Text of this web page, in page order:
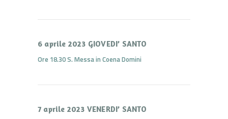
6 aprile 2023 GIOVEDI’ SANTO
Ore 18.30 S. Messa in Coena Domini
7 aprile 2023 VENERDI’ SANTO